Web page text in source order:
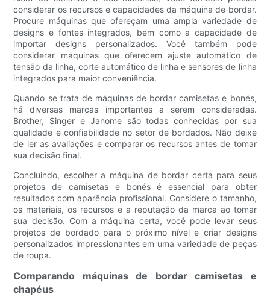
considerar os recursos e capacidades da máquina de bordar.
Procure máquinas que ofereçam uma ampla variedade de
designs e fontes integrados, bem como a capacidade de
importar designs personalizados. Você também pode
considerar máquinas que oferecem ajuste automático de
tensão da linha, corte automático de linha e sensores de linha
integrados para maior conveniência.
Quando se trata de máquinas de bordar camisetas e bonés,
há diversas marcas importantes a serem consideradas.
Brother, Singer e Janome são todas conhecidas por sua
qualidade e confiabilidade no setor de bordados. Não deixe
de ler as avaliações e comparar os recursos antes de tomar
sua decisão final.
Concluindo, escolher a máquina de bordar certa para seus
projetos de camisetas e bonés é essencial para obter
resultados com aparência profissional. Considere o tamanho,
os materiais, os recursos e a reputação da marca ao tomar
sua decisão. Com a máquina certa, você pode levar seus
projetos de bordado para o próximo nível e criar designs
personalizados impressionantes em uma variedade de peças
de roupa.
Comparando máquinas de bordar camisetas e
chapéus